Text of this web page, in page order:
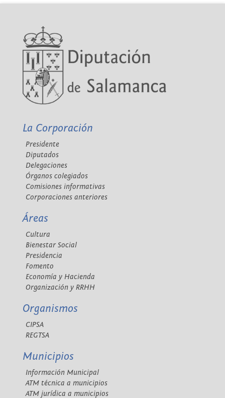
La Corporación
Presidente
Diputados
Delegaciones
Órganos colegiados
Comisiones informativas
Corporaciones anteriores
Áreas
Cultura
Bienestar Social
Presidencia
Fomento
Economía y Hacienda
Organización y RRHH
Organismos
CIPSA
REGTSA
Municipios
Información Municipal
ATM técnica a municipios
ATM jurídica a municipios